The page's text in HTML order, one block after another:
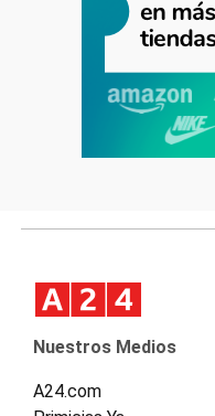
Nuestros Medios
A24.com